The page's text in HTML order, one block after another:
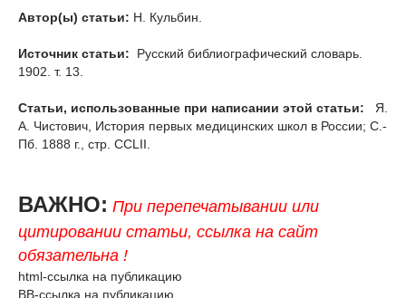
Автор(ы) статьи: Н. Кульбин.
Источник статьи:
Русский библиографический словарь.
1902. т. 13.
Статьи, использованные при написании этой статьи:
Я.
А. Чистович, История первых медицинских школ в России; С.-
Пб. 1888 г., стр. CCLII.
ВАЖНО: При перепечатывании или
цитировании статьи, ссылка на сайт
обязательна !
html-ссылка на публикацию
BB-ссылка на публикацию